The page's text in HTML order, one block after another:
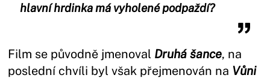
hlavní hrdinka má vyholené podpaždí?
Film se původně jmenoval Druhá šance, na
poslední chvíli byl však přejmenován na Vůni